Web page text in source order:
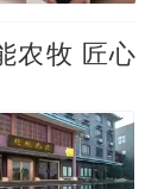
农牧 匠心